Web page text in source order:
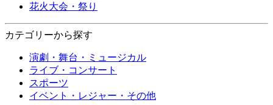
花火大会・祭り
カテゴリーから探す
演劇・舞台・ミュージカル
ライブ・コンサート
スポーツ
イベント・レジャー・その他